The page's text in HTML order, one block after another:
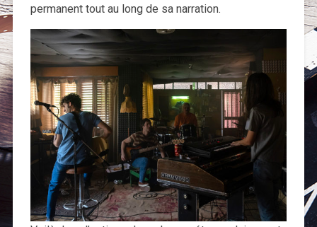
permanent tout au long de sa narration.